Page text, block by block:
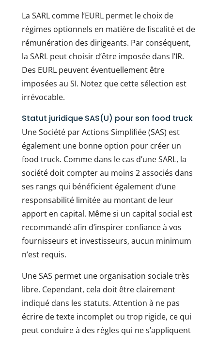
La SARL comme l’EURL permet le choix de
régimes optionnels en matière de fiscalité et de
rémunération des dirigeants. Par conséquent,
la SARL peut choisir d’être imposée dans l’IR.
Des EURL peuvent éventuellement être
imposées au SI. Notez que cette sélection est
irrévocable.
Statut juridique SAS(U) pour son food truck
Une Société par Actions Simplifiée (SAS) est
également une bonne option pour créer un
food truck. Comme dans le cas d’une SARL, la
société doit compter au moins 2 associés dans
ses rangs qui bénéficient également d’une
responsabilité limitée au montant de leur
apport en capital. Même si un capital social est
recommandé afin d’inspirer confiance à vos
fournisseurs et investisseurs, aucun minimum
n’est requis.
Une SAS permet une organisation sociale très
libre. Cependant, cela doit être clairement
indiqué dans les statuts. Attention à ne pas
écrire de texte incomplet ou trop rigide, ce qui
peut conduire à des règles qui ne s’appliquent